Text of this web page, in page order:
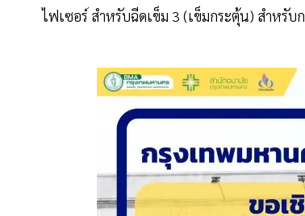
ไฟเซอร์ สำหรับฉีดเข็ม 3 (เข็มกระตุ้น) สำหรั